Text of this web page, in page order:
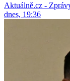
Aktuálně.cz -
dnes, 19:36